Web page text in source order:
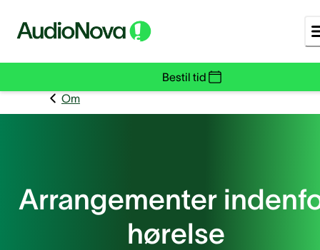
Bestil tid
Om
Arrangementer
hørelse